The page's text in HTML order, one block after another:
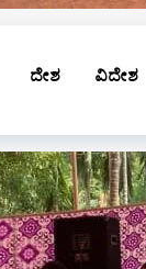
ದೇಶ ವಿದೇಶ